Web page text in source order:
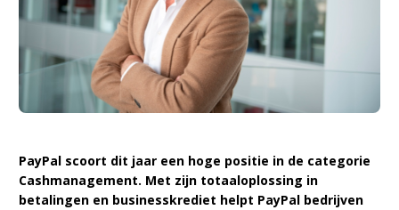
PayPal scoort dit jaar een hoge positie in de categorie
Cashmanagement. Met zijn totaaloplossing in
betalingen en businesskrediet helpt PayPal bedrijven